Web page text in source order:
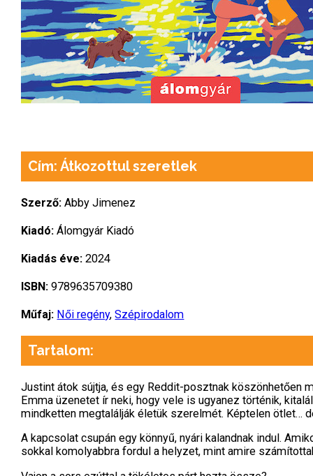
Cím: Átkozottul szeretlek
Szerző: Abby Jimenez
Kiadó: Álomgyár Kiadó
Kiadás éve: 2024
ISBN: 9789635709380
Műfaj: Női regény,Szépirodalom
Tartalom:
Justint átok sújtja, és egy Reddit-posztnak köszönhetően
Emma üzenetet ír neki, hogy vele is ugyanez történik,
mindketten megtalálják életük szerelmét. Képtelen ötlet…
A kapcsolat csupán egy könnyű, nyári kalandnak indul.
sokkal komolyabbra fordul a helyzet, mint amire